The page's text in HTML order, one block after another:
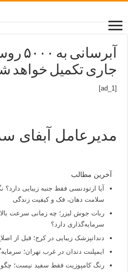
جاری تکمیل خواهد
[ad_1]
مدیرعامل آبفای
آخرین مطالب
آیا ارتودنسی فقط جنبه زیبایی دارد؟
سلامت دهان، فک و کیفیت زندگی
ربات جوش لیزر؛ چه زمانی سرعت
سرمایه‌گذاری دارد؟
دندانپزشک زیبایی در کرج؛ قبل از
ایمپلنت دندان در غرب تهران؛
رنگ کامپوزیت فقط سفید نیست؛